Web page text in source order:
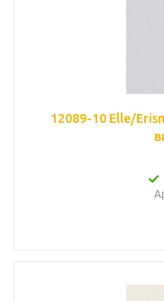
12089-10 Elle/